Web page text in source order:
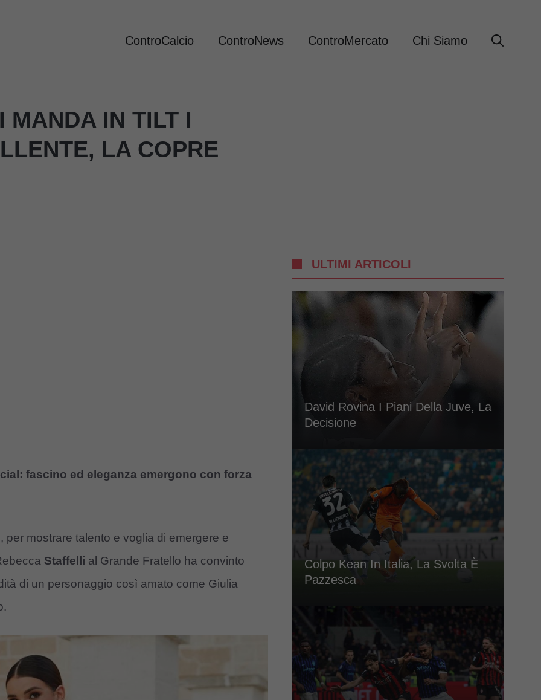
ControCalcio ControNews ControMercato Chi Siamo
MANDA IN TILT I
LA COPRE
fascino ed eleganza emergono con forza
mostrare talento e voglia di emergere e
Staffelli al Grande Fratello ha convinto
di un personaggio così amato come Giulia
ULTIMI ARTICOLI
David Rovina I Piani Della Juve, La
Decisione
Colpo Kean In Italia, La Svolta È
Pazzesca